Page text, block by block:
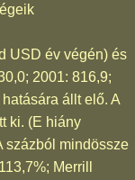
USD év végén) és
2001: 816,9;
állt elő. A
ki. (E hiány
százból mindössze
Merrill